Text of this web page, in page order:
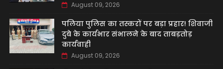
August 09, 2026
पलिया पुलिस का तस्करों पर बड़ा प्रहार! शिवाजी
दुबे के कार्यभार संभालने के बाद ताबड़तोड़
कार्यवाही
August 09, 2026